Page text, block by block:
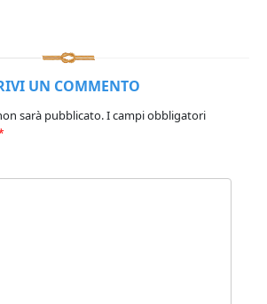
UN COMMENTO
sarà pubblicato.I campi obbligatori